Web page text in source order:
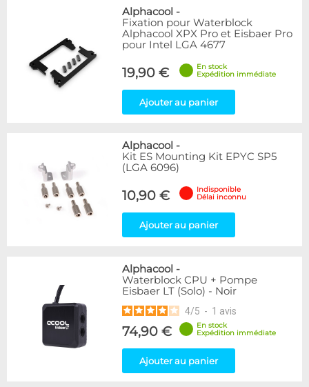
1
Disponibilité / Promotions
Articles en stock
Articles en promotions
Alphacool -
Fixation pour Waterblock
Alphacool XPX Pro et Eisbaer Pro
pour Intel LGA 4677
19,90 €
En stock
Expédition immédiate
Ajouter au panier
Alphacool -
Kit ES Mounting Kit EPYC SP5
(LGA 6096)
10,90 €
Indisponible
Délai inconnu
Ajouter au panier
Alphacool -
Waterblock CPU + Pompe
Eisbaer LT (Solo) - Noir
4/5 - 1 avis
74,90 €
En stock
Expédition immédiate
Ajouter au panier